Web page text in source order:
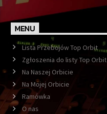
MENU
Lista Przebojów Top Orbit
Zgłoszenia do listy Top Orbit
Na Naszej Orbicie
Na Mojej Orbicie
Ramówka
O nas